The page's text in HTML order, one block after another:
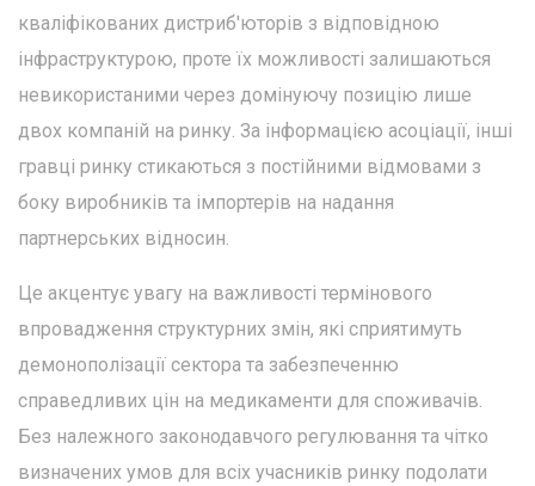
кваліфікованих дистриб'юторів з відповідною
інфраструктурою, проте їх можливості залишаються
невикористаними через домінуючу позицію лише
двох компаній на ринку. За інформацією асоціації, інші
гравці ринку стикаються з постійними відмовами з
боку виробників та імпортерів на надання
партнерських відносин.
Це акцентує увагу на важливості термінового
впровадження структурних змін, які сприятимуть
демонополізації сектора та забезпеченню
справедливих цін на медикаменти для споживачів.
Без належного законодавчого регулювання та чітко
визначених умов для всіх учасників ринку подолати